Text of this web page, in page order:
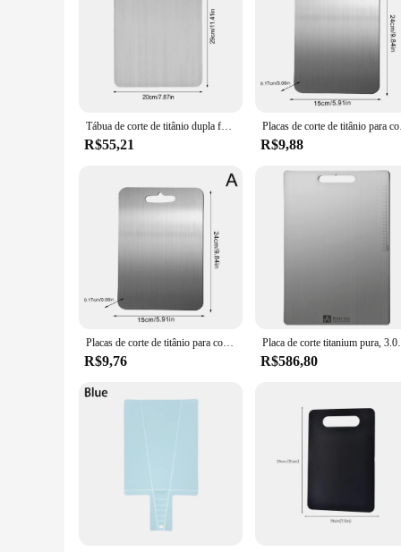
Tábua de corte de titânio dupla face de metal grande placa de corte fácil aderência placa de cozimento para bancada ferramenta de cozinha para frutas de carne
R$55,21
Placas de
R$9,88
Placas de corte de titânio para cozinha, Tábua de cortar dupla face, Esteira de corte de alimentos, Bandeja para cozinhar, Aço inoxidável 304
R$9,76
Placa de corte
R$586,80